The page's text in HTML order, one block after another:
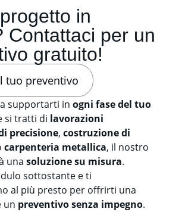
in
Contattaci per un
gratuito!
tuo preventivo
supportarti in ogni fase del tuo
si tratti di lavorazioni
precisione, costruzione di
carpenteria metallica, il nostro
una soluzione su misura.
sottostante e ti
al più presto per offrirti una
un preventivo senza impegno.